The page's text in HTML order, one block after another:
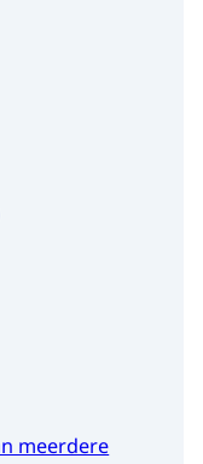
meerdere